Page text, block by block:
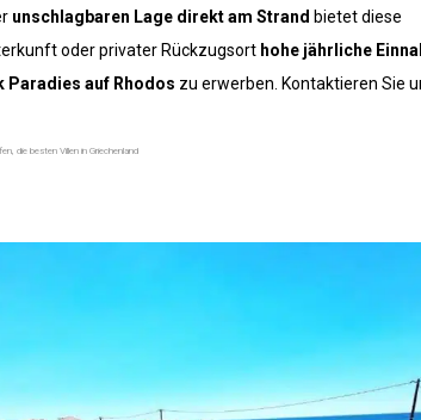
unschlagbaren Lage direkt am Strand bietet diese
oder privater Rückzugsort hohe jährliche
Paradies auf Rhodos zu erwerben. Kontaktieren Sie
die besten Villen in Griechenland